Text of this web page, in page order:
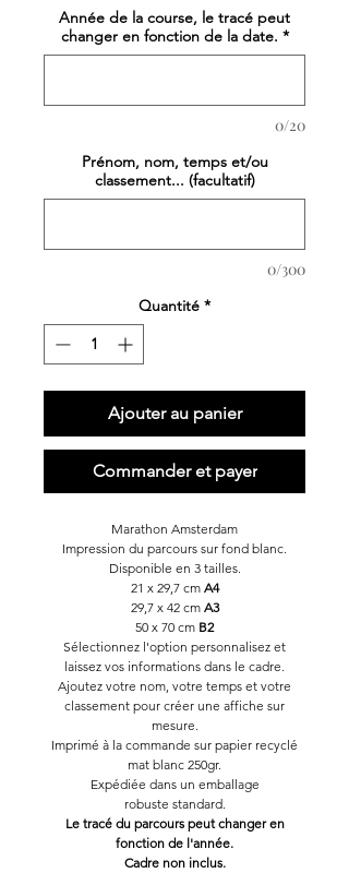
Année de la course, le tracé peut
changer en fonction de la date. *
0/20
Prénom, nom, temps et/ou
classement... (facultatif)
0/300
Quantité *
Ajouter au panier
Commander et payer
Marathon Amsterdam
Impression du parcours sur fond blanc.
Disponible en 3 tailles.
21 x 29,7 cm A4
29,7 x 42 cm A3
50 x 70 cm B2
Sélectionnez l'option personnalisez et
laissez vos informations dans le cadre.
Ajoutez votre nom, votre temps et votre
classement pour créer une affiche sur
mesure.
Imprimé à la commande sur papier recyclé
mat blanc 250gr.
Expédiée dans un emballage
robuste standard.
Le tracé du parcours peut changer en
fonction de l'année.
Cadre non inclus.